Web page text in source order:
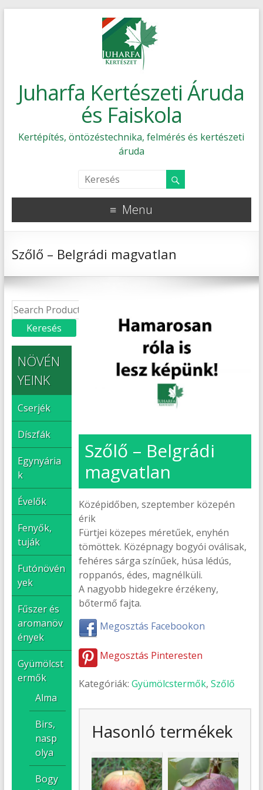
Juharfa Kertészeti Áruda
és Faiskola
Kertépítés, öntözéstechnika, felmérés és kertészeti
áruda
Menu
Szőlő – Belgrádi magvatlan
Szőlő – Belgrádi
magvatlan
Középidőben, szeptember közepén
érik
Fürtjei közepes méretűek, enyhén
tömöttek. Középnagy bogyói oválisak,
fehéres sárga színűek, húsa lédús,
roppanós, édes, magnélküli.
A nagyobb hidegekre érzékeny,
bőtermő fajta.
Megosztás Facebookon
Megosztás Pinteresten
Kategóriák:Gyümölcstermők,Szőlő
Hasonló termékek
NÖVÉN
YEINK
Cserjék
Díszfák
Egynyária
k
Évelők
Fenyők,
tuják
Futónövén
yek
Fűszer és
aromanöv
ények
Gyümölcst
ermők
Alma
Birs,
nasp
olya
Bogy